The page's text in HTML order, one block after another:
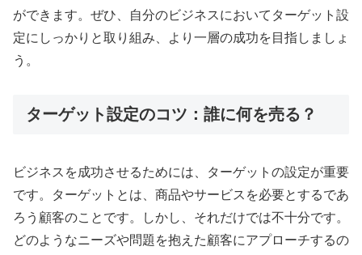
ができます。ぜひ、自分のビジネスにおいてターゲット設
定にしっかりと取り組み、より一層の成功を目指しましょ
う。
ターゲット設定のコツ：誰に何を売る？
ビジネスを成功させるためには、ターゲットの設定が重要
です。ターゲットとは、商品やサービスを必要とするであ
ろう顧客のことです。しかし、それだけでは不十分です。
どのようなニーズや問題を抱えた顧客にアプローチするの